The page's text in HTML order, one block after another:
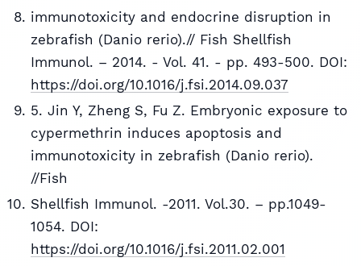
immunotoxicity and endocrine disruption in
zebrafish (Danio rerio).// Fish Shellfish
Immunol. – 2014. - Vol. 41. - pp. 493-500. DOI:
https://doi.org/10.1016/j.fsi.2014.09.037
5. Jin Y, Zheng S, Fu Z. Embryonic exposure to
cypermethrin induces apoptosis and
immunotoxicity in zebrafish (Danio rerio).
//Fish
Shellfish Immunol. -2011. Vol.30. – pp.1049-
1054. DOI:
https://doi.org/10.1016/j.fsi.2011.02.001